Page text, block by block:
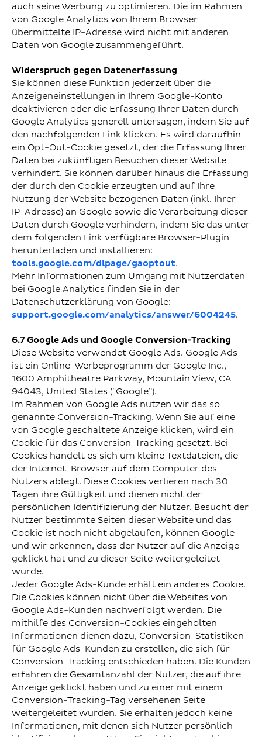
auch seine Werbung zu optimieren. Die im Rahmen
von Google Analytics von Ihrem Browser
übermittelte IP-Adresse wird nicht mit anderen
Daten von Google zusammengeführt.
Widerspruch gegen Datenerfassung
Sie können diese Funktion jederzeit über die
Anzeigeneinstellungen in Ihrem Google-Konto
deaktivieren oder die Erfassung Ihrer Daten durch
Google Analytics generell untersagen, indem Sie auf
den nachfolgenden Link klicken. Es wird daraufhin
ein Opt-Out-Cookie gesetzt, der die Erfassung Ihrer
Daten bei zukünftigen Besuchen dieser Website
verhindert. Sie können darüber hinaus die Erfassung
der durch den Cookie erzeugten und auf Ihre
Nutzung der Website bezogenen Daten (inkl. Ihrer
IP-Adresse) an Google sowie die Verarbeitung dieser
Daten durch Google verhindern, indem Sie das unter
dem folgenden Link verfügbare Browser-Plugin
herunterladen und installieren:
tools.google.com/dlpage/gaoptout.
Mehr Informationen zum Umgang mit Nutzerdaten
bei Google Analytics finden Sie in der
Datenschutzerklärung von Google:
support.google.com/analytics/answer/6004245.
6.7 Google Ads und Google Conversion-Tracking
Diese Website verwendet Google Ads. Google Ads
ist ein Online-Werbeprogramm der Google Inc.,
1600 Amphitheatre Parkway, Mountain View, CA
94043, United States (“Google”).
Im Rahmen von Google Ads nutzen wir das so
genannte Conversion-Tracking. Wenn Sie auf eine
von Google geschaltete Anzeige klicken, wird ein
Cookie für das Conversion-Tracking gesetzt. Bei
Cookies handelt es sich um kleine Textdateien, die
der Internet-Browser auf dem Computer des
Nutzers ablegt. Diese Cookies verlieren nach 30
Tagen ihre Gültigkeit und dienen nicht der
persönlichen Identifizierung der Nutzer. Besucht der
Nutzer bestimmte Seiten dieser Website und das
Cookie ist noch nicht abgelaufen, können Google
und wir erkennen, dass der Nutzer auf die Anzeige
geklickt hat und zu dieser Seite weitergeleitet
wurde.
Jeder Google Ads-Kunde erhält ein anderes Cookie.
Die Cookies können nicht über die Websites von
Google Ads-Kunden nachverfolgt werden. Die
mithilfe des Conversion-Cookies eingeholten
Informationen dienen dazu, Conversion-Statistiken
für Google Ads-Kunden zu erstellen, die sich für
Conversion-Tracking entschieden haben. Die Kunden
erfahren die Gesamtanzahl der Nutzer, die auf ihre
Anzeige geklickt haben und zu einer mit einem
Conversion-Tracking-Tag versehenen Seite
weitergeleitet wurden. Sie erhalten jedoch keine
Informationen, mit denen sich Nutzer persönlich